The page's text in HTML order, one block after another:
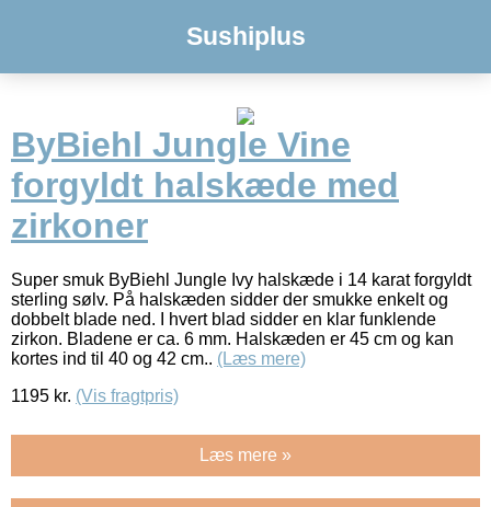
Sushiplus
ByBiehl Jungle Vine
forgyldt halskæde med
zirkoner
Super smuk ByBiehl Jungle Ivy halskæde i 14 karat forgyldt
sterling sølv. På halskæden sidder der smukke enkelt og
dobbelt blade ned. I hvert blad sidder en klar funklende
zirkon. Bladene er ca. 6 mm. Halskæden er 45 cm og kan
kortes ind til 40 og 42 cm.. (Læs mere)
1195 kr. (Vis fragtpris)
Læs mere »